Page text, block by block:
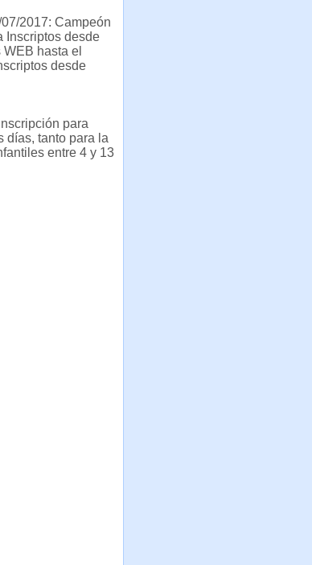
2017: Campeón
Inscriptos desde
hasta el
desde
para
días, tanto para la
entre 4 y 13